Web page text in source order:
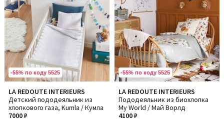
-55% по коду 5525
LA REDOUTE INTERIEURS
Детский пододеяльник из
хлопкового газа, Kumla / Кумла
7000 ₽
-55% по коду 5525
LA REDOUTE INTERIEURS
Пододеяльник из биохлопка
My World / Май Ворлд
4100 ₽